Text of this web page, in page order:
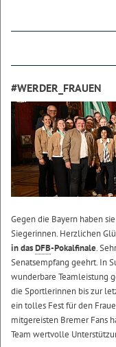
#WERDER_FRAUEN
Gegen die Bayern haben
Siegerinnen. Herzlichen
in dasDFB-Pokalfinale.
Senatsempfang geehrt. In
wunderbare Teamleistung
die Sportlerinnen bis zur
ein tolles Fest für den
mitgereisten Bremer Fans
Team wertvolle